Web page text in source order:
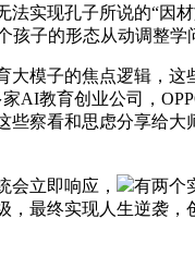
法实现孔子所说的“因
孩子的形态从动调整学
模子的焦点逻辑，这
AI教育创业公司，
些察看和思虑分享给
立即响应，
有两个
，最终实现人生逆袭